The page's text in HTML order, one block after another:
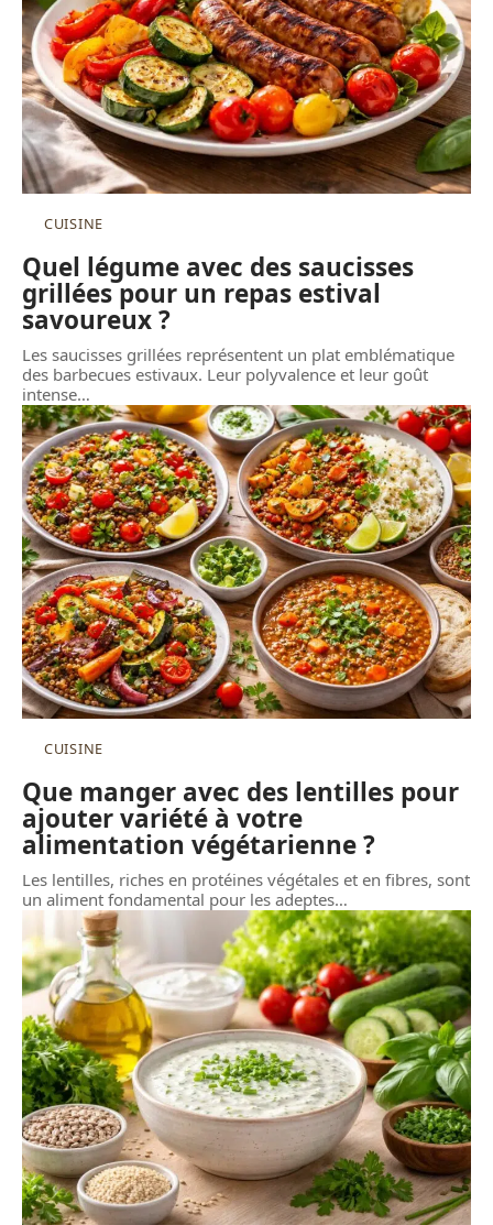
CUISINE
Quel légume avec des saucisses
grillées pour un repas estival
savoureux ?
Les saucisses grillées représentent un plat emblématique
des barbecues estivaux. Leur polyvalence et leur goût
intense…
CUISINE
Que manger avec des lentilles pour
ajouter variété à votre
alimentation végétarienne ?
Les lentilles, riches en protéines végétales et en fibres, sont
un aliment fondamental pour les adeptes…